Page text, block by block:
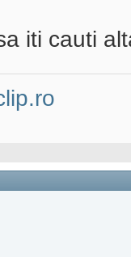
iti cauti